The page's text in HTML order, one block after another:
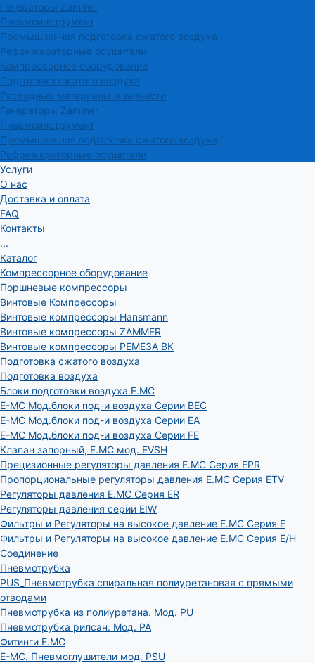
Генераторы Zammer
Пневмоинструмент
Промышленная подготовка сжатого воздуха
Рефрижераторные осушители
Компрессорное оборудование
Подготовка сжатого воздуха
Расходные материалы и запчасти
Генераторы Zammer
Пневмоинструмент
Промышленная подготовка сжатого воздуха
Рефрижераторные осушители
Услуги
О нас
Доставка и оплата
FAQ
Контакты
...
Каталог
Компрессорное оборудование
Поршневые компрессоры
Винтовые Компрессоры
Винтовые компрессоры Hansmann
Винтовые компрессоры ZAMMER
Винтовые компрессоры РЕМЕЗА ВК
Подготовка сжатого воздуха
Подготовка воздуха
Блоки подготовки воздуха E.MC
E-MC Мод.блоки под-и воздуха Серии BEC
E-MC Мод.блоки под-и воздуха Серии EA
E-MC Мод.блоки под-и воздуха Серии FE
Клапан запорный, E.MC мод. EVSH
Прецизионные регуляторы давления E.MC Серия EPR
Пропорциональные регуляторы давления E.MC Серия ETV
Регуляторы давления E.MC Серия ER
Регуляторы давления серии EIW
Фильтры и Регуляторы на высокое давление E.MC Серия E
Фильтры и Регуляторы на высокое давление E.MC Серия E/H
Соединение
Пневмотрубка
PUS_Пневмотрубка спиральная полиуретановая с прямыми
отводами
Пневмотрубка из полиуретана. Мод. РU
Пневмотрубка рилсан. Мод. PA
Фитинги E.MC
E-MC. Пневмоглушители мод. PSU